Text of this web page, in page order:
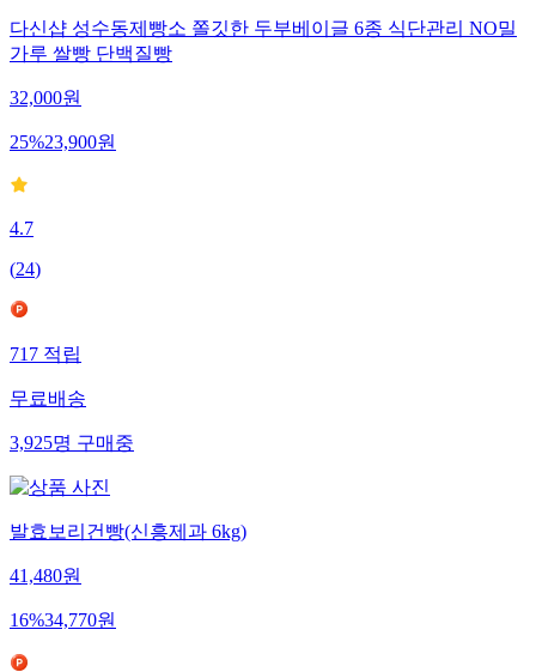
다신샵 성수동제빵소 쫄깃한 두부베이글 6종 식단관리 NO밀
가루 쌀빵 단백질빵
32,000원
25%23,900원
4.7
(24)
717적립
무료배송
3,925명구매중
발효보리건빵(신흥제과 6kg)
41,480원
16%34,770원